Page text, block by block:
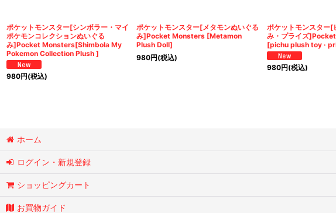
ポケットモンスター[シンボラー・マイ
ポケモンコレクションぬいぐる
み]Pocket Monsters[Shimbola My
Pokemon Collection Plush ]
980円(税込)
ポケットモンスター[メタモンぬいぐる
み]Pocket Monsters [Metamon
Plush Doll]
980円(税込)
ポケットモンスター[
み・プライズ
[pichu plush toy ·
980円(税込)
ホーム
ログイン・新規登録
ショッピングカート
お買物ガイド